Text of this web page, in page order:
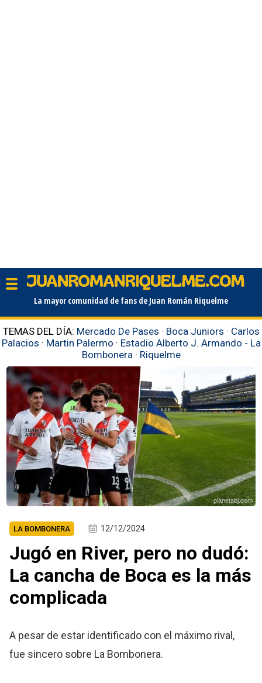
La mayor comunidad de fans de Juan Román Riquelme
TEMAS DEL DÍA: Mercado De Pases · Boca Juniors · Carlos
Palacios · Martin Palermo · Estadio Alberto J. Armando - La
Bombonera · Riquelme
planetabj.com
LA BOMBONERA 12/12/2024
Jugó en River, pero no dudó:
La cancha de Boca es la más
complicada
A pesar de estar identificado con el máximo rival,
fue sincero sobre La Bombonera.